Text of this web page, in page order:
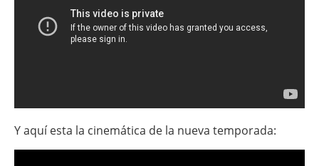
Y aquí esta la cinemática de la nueva temporada: